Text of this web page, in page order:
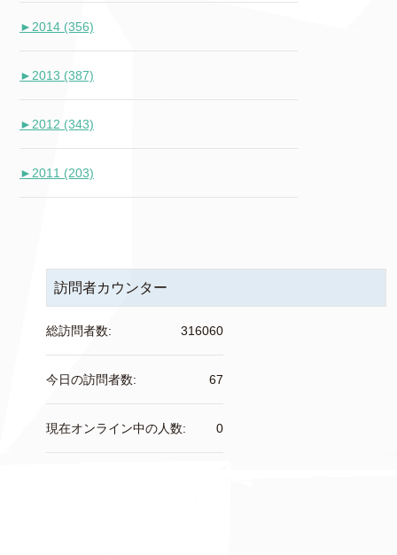
► 2014 (356)
► 2013 (387)
► 2012 (343)
► 2011 (203)
訪問者カウンター
316060
総訪問者数:
67
今日の訪問者数:
0
現在オンライン中の人数: